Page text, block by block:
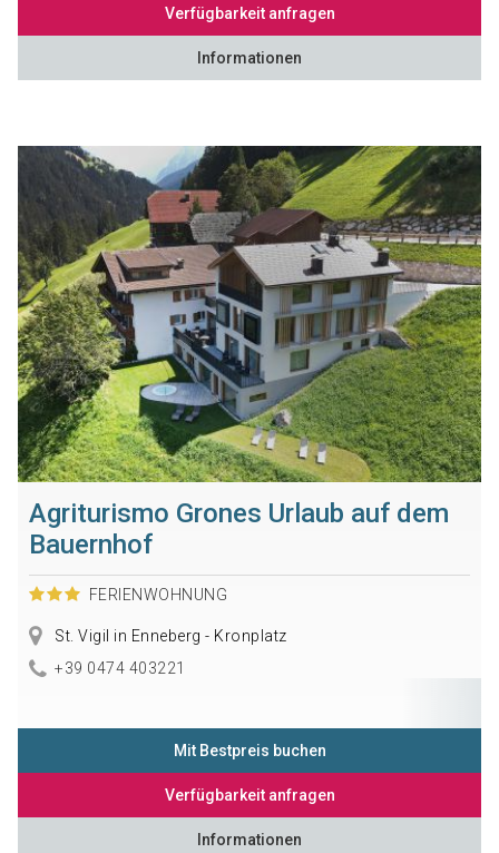
Verfügbarkeit anfragen
Informationen
Agriturismo Grones Urlaub auf dem
Bauernhof
FERIENWOHNUNG
St. Vigil in Enneberg - Kronplatz
+39 0474 403221
Mit Bestpreis buchen
Verfügbarkeit anfragen
Informationen